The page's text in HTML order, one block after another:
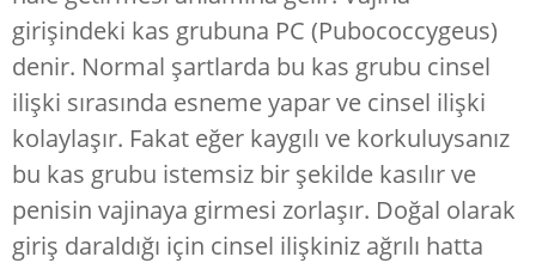
girişindeki kas grubuna PC (Pubococcygeus)
denir. Normal şartlarda bu kas grubu cinsel
ilişki sırasında esneme yapar ve cinsel ilişki
kolaylaşır. Fakat eğer kaygılı ve korkuluysanız
bu kas grubu istemsiz bir şekilde kasılır ve
penisin vajinaya girmesi zorlaşır. Doğal olarak
giriş daraldığı için cinsel ilişkiniz ağrılı hatta